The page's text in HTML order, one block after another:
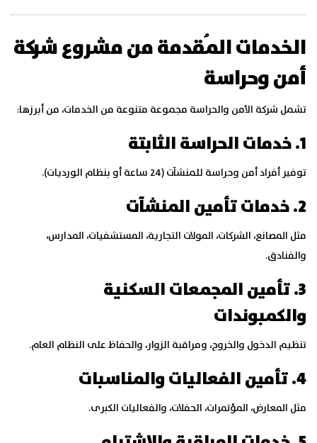
الخدمات المُقدمة من مشروع شركة
أمن وحراسة
تشمل شركة الأمن والحراسة مجموعة متنوعة من الخدمات، من أبرزها:
1. خدمات الحراسة الثابتة
توفير أفراد أمن وحراسة للمنشآت (24 ساعة أو بنظام الورديات).
2. خدمات تأمين المنشآت
مثل المصانع، الشركات، المولات التجارية، المستشفيات، المدارس،
والفنادق.
3. تأمين المجمعات السكنية
والكمبوندات
تنظيم الدخول والخروج، ومراقبة الزوار، والحفاظ على النظام العام.
4. تأمين الفعاليات والمناسبات
مثل المعارض، المؤتمرات، الحفلات، والفعاليات الكبرى.